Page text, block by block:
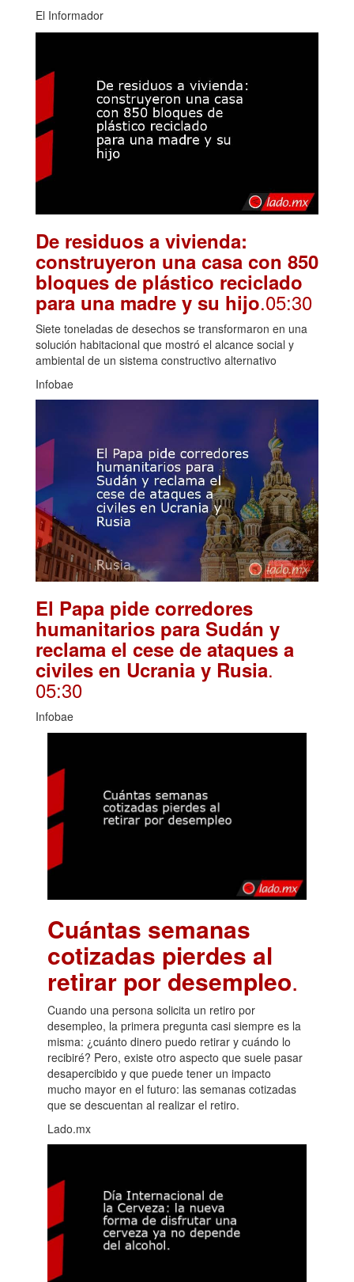
El Informador
De residuos a vivienda:
construyeron una casa con 850
bloques de plástico reciclado
para una madre y su hijo.05:30
Siete toneladas de desechos se transformaron en una
solución habitacional que mostró el alcance social y
ambiental de un sistema constructivo alternativo
Infobae
El Papa pide corredores
humanitarios para Sudán y
reclama el cese de ataques a
civiles en Ucrania y Rusia.
05:30
Infobae
Cuántas semanas
cotizadas pierdes al
retirar por desempleo.
Cuando una persona solicita un retiro por
desempleo, la primera pregunta casi siempre es la
misma: ¿cuánto dinero puedo retirar y cuándo lo
recibiré? Pero, existe otro aspecto que suele pasar
desapercibido y que puede tener un impacto
mucho mayor en el futuro: las semanas cotizadas
que se descuentan al realizar el retiro.
Lado.mx